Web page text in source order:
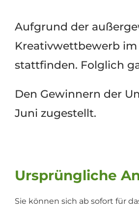
Aufgrund der
Kreativwettbewerb im
stattfinden. Folglich
Den Gewinnern der
Juni zugestellt.
Ursprüngliche
Sie können sich ab sofort für